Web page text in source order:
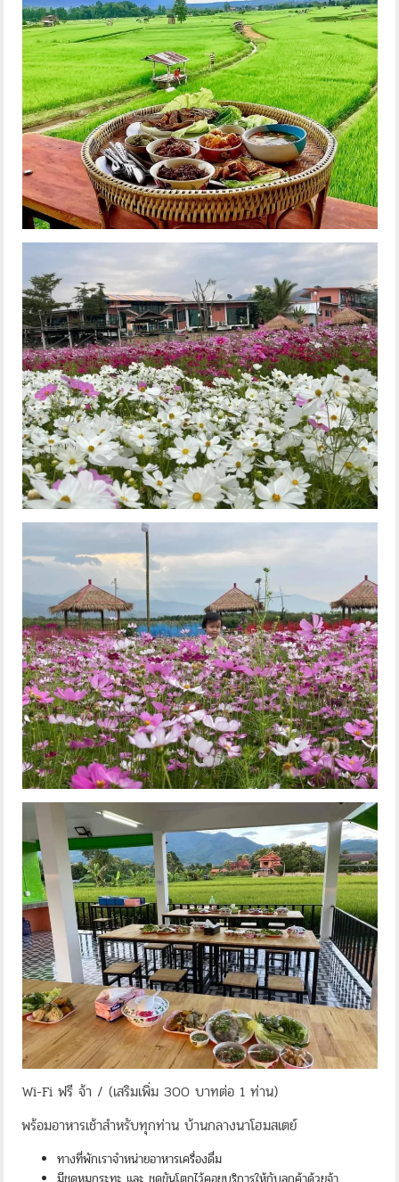
Wi-Fi ฟรี จ้า / (เสริมเพิ่ม 300 บาทต่อ 1 ท่าน)
พร้อมอาหารเช้าสำหรับทุกท่าน บ้านกลางนาโฮมสเตย์
ทางที่พักเราจำหน่ายอาหารเครื่องดื่ม